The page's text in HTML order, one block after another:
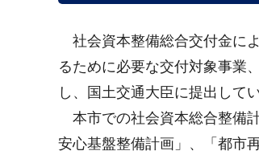
社会資本整備総合交付金に
るために必要な交付対象事業
し、国土交通大臣に提出してい
本市での社会資本総合整備
安心基盤整備計画」、「都市